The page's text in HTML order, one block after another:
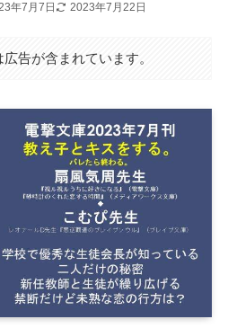
年7月7日 2023年7月22日
告が含まれています。